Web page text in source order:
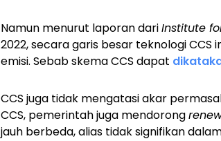
Namun menurut laporan dariInstitute
2022, secara garis besar teknologi
emisi. Sebab skema CCS dapat
CCS juga tidak mengatasi akar
CCS, pemerintah juga mendorong
jauh berbeda, alias tidak signifikan